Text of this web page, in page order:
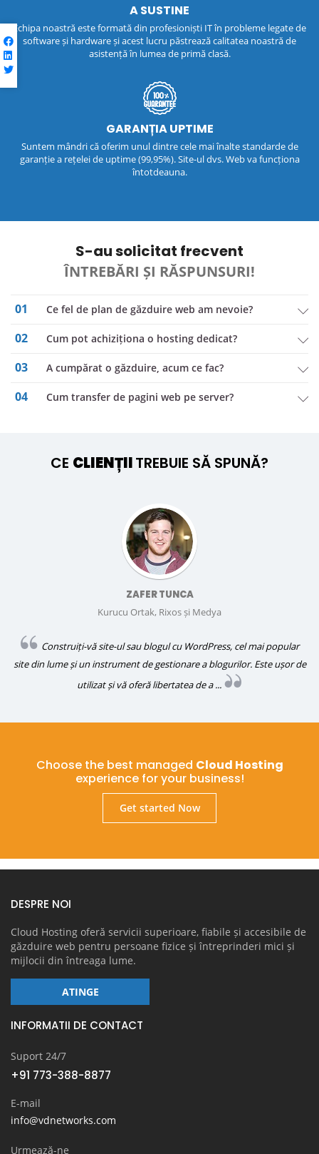
A SUSTINE
Echipa noastră este formată din profesioniști IT în probleme legate de
software și hardware și acest lucru păstrează calitatea noastră de
asistență în lumea de primă clasă.
GARANȚIA UPTIME
Suntem mândri că oferim unul dintre cele mai înalte standarde de
garanție a rețelei de uptime (99,95%). Site-ul dvs. Web va funcționa
întotdeauna.
S-au solicitat frecvent
ÎNTREBĂRI ȘI RĂSPUNSURI!
01 Ce fel de plan de găzduire web am nevoie?
02 Cum pot achiziționa o hosting dedicat?
03 a cumpărat o găzduire, acum ce fac?
04 Cum transfer de pagini web pe server?
CE CLIENȚIITREBUIE SĂ SPUNĂ?
ZAFER TUNCA
Kurucu Ortak, Rixos și Medya
Construiți-vă site-ul sau blogul cu WordPress, cel mai popular
site din lume și un instrument de gestionare a blogurilor. Este ușor de
utilizat și vă oferă libertatea de a ...
Choose the best managed Cloud Hosting
experience for your business!
Get started Now
DESPRE NOI
Cloud Hosting oferă servicii superioare, fiabile și accesibile de
găzduire web pentru persoane fizice și întreprinderi mici și
mijlocii din întreaga lume.
ATINGE
INFORMATII DE CONTACT
Suport 24/7
+91 773-388-8877
E-mail
info@vdnetworks.com
Urmează-ne